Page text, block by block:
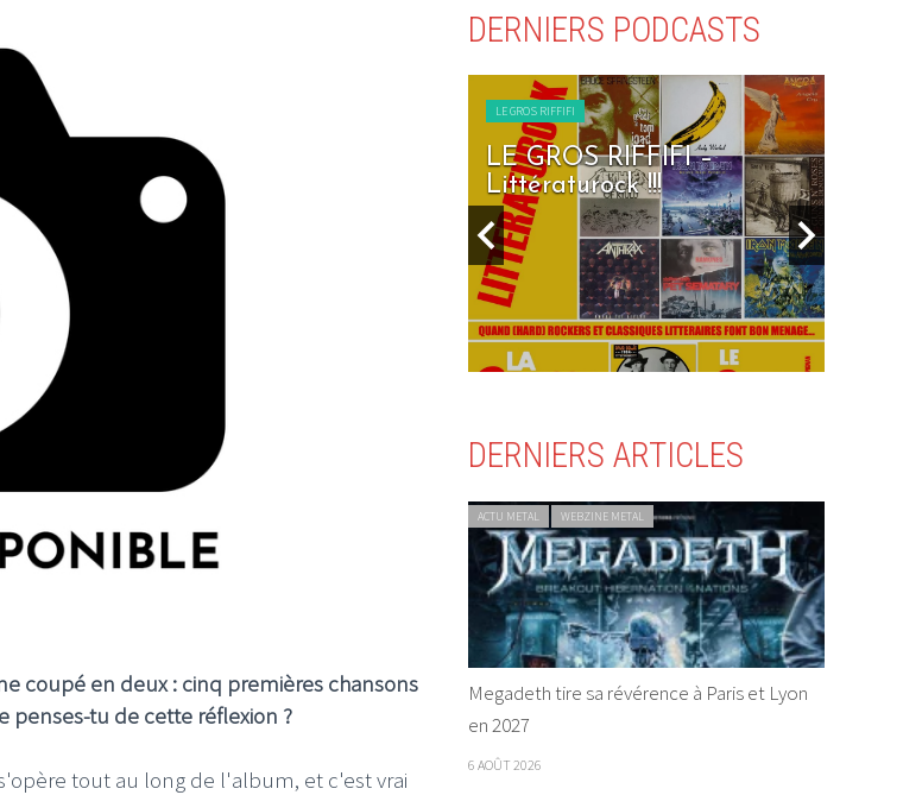
coupé en deux : cinq premières chansons
penses-tu de cette réflexion ?
tout au long de l'album, et c'est vrai
DERNIERS PODCASTS
GROS RIFFIFI – Surfin’
Covers !!!
LE GROS RIFFIFI –
Littératurock !!!
LE GROS RIFFIFI
LE GROS RIFFIFI –
Days To Rock !!!
DERNIERS ARTICLES
ACTU METAL WEBZINE METAL
Megadeth tire sa révérence à Paris et Lyon
en 2027
6 AOÛT 2026